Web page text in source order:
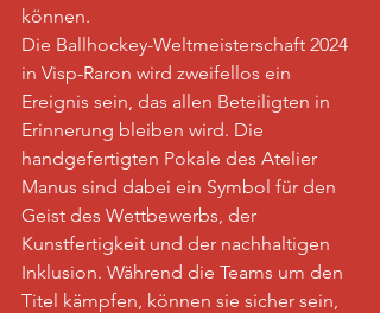
können.
Die Ballhockey-Weltmeisterschaft 2024
in Visp-Raron wird zweifellos ein
Ereignis sein, das allen Beteiligten in
Erinnerung bleiben wird. Die
handgefertigten Pokale des Atelier
Manus sind dabei ein Symbol für den
Geist des Wettbewerbs, der
Kunstfertigkeit und der nachhaltigen
Inklusion. Während die Teams um den
Titel kämpfen, können sie sicher sein,